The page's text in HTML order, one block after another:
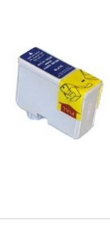
AO CARRINHO